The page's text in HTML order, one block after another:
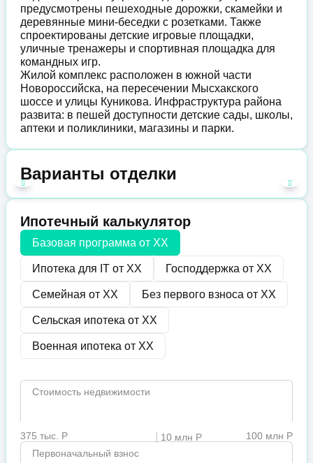
предусмотрены пешеходные дорожки, скамейки и
деревянные мини-беседки с розетками. Также
спроектированы детские игровые площадки,
уличные тренажеры и спортивная площадка для
командных игр.
Жилой комплекс расположен в южной части
Новороссийска, на пересечении Мысхакского
шоссе и улицы Куникова. Инфраструктура района
развита: в пешей доступности детские сады, школы,
аптеки и поликлиники, магазины и парки.
Варианты отделки
Ипотечный калькулятор
Базовая программа от XX
Ипотека для IT от XX Господдержка от XX
Семейная от XX Без первого взноса от XX
Сельская ипотека от XX
Военная ипотека от XX
Стоимость недвижимости
375 тыс. Р 10 млн Р
100 млн Р
Первоначальный взнос